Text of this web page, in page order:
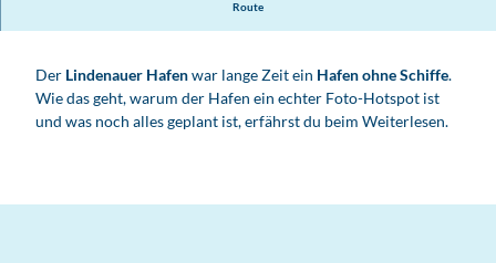
Route
Der Lindenauer Hafenwar lange Zeit ein Hafen ohne Schiffe.
Wie das geht, warum der Hafen ein echter Foto-Hotspot ist
und was noch alles geplant ist, erfährst du beim Weiterlesen.